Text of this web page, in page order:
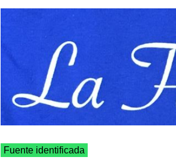
Fuente identificada